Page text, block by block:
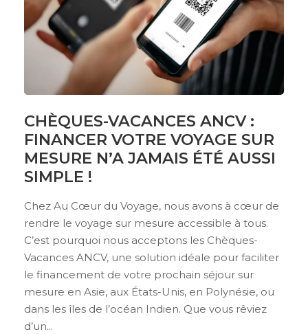
CHÈQUES-VACANCES ANCV :
FINANCER VOTRE VOYAGE SUR
MESURE N’A JAMAIS ÉTÉ AUSSI
SIMPLE !
Chez Au Cœur du Voyage, nous avons à cœur de
rendre le voyage sur mesure accessible à tous.
C’est pourquoi nous acceptons les Chèques-
Vacances ANCV, une solution idéale pour faciliter
le financement de votre prochain séjour sur
mesure en Asie, aux États-Unis, en Polynésie, ou
dans les îles de l’océan Indien. Que vous rêviez
d’un...